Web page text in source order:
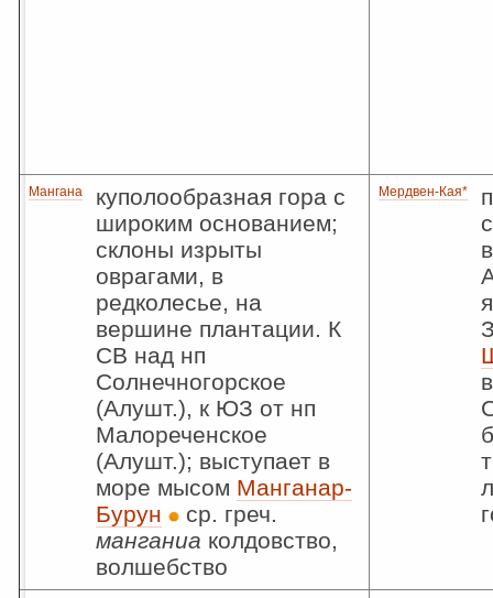
Мангана
куполообразная гора с
широким основанием;
склоны изрыты
оврагами, в
редколесье, на
вершине плантации. К
СВ над нп
Солнечногорское
(Алушт.), к ЮЗ от нп
Малореченское
(Алушт.); выступает в
море мысом Манганар-
Бурун
ср. греч.
манганиа колдовство,
волшебство
Мердвен-Кая*